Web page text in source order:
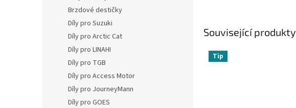
Brzdové destičky
Díly pro Suzuki
Díly pro Arctic Cat
Díly pro LINAHI
Díly pro TGB
Díly pro Access Motor
Díly pro JourneyMann
Díly pro GOES
Související produkty
Tip